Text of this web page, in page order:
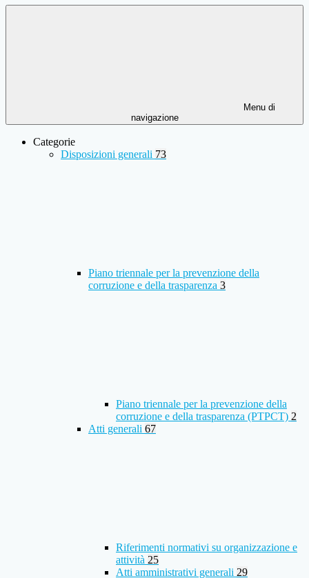
Menu di
navigazione
Categorie
Disposizioni generali 73
Piano triennale per la prevenzione della
corruzione e della trasparenza 3
Piano triennale per la prevenzione della
corruzione e della trasparenza (PTPCT) 2
Atti generali 67
Riferimenti normativi su organizzazione e
attività 25
Atti amministrativi generali 29